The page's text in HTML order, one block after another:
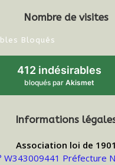
Nombre de visites
Bloqués
412 indésirables
bloqués par Akismet
Informations
Association loi de 1901
W343009441 Préfecture